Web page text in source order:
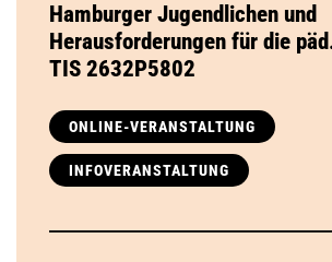
Hamburger Jugendlichen und
Herausforderungen für die
TIS 2632P5802
ONLINE-VERANSTALTUNG
INFOVERANSTALTUNG